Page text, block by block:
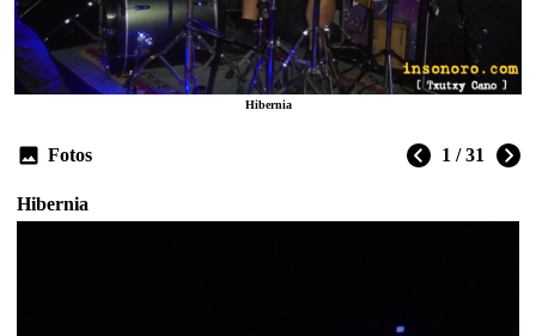
Hibernia
Fotos 1 / 31
Hibernia